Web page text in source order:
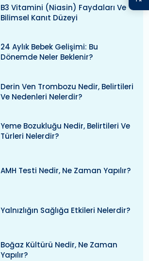
B3 Vitamini (niasin) Faydaları Ve
Bilimsel Kanıt Düzeyi
24 Aylık Bebek Gelişimi: Bu
Dönemde Neler Beklenir?
Derin Ven Trombozu Nedir, Belirtileri
Ve Nedenleri Nelerdir?
Yeme Bozukluğu Nedir, Belirtileri Ve
Türleri Nelerdir?
AMH Testi Nedir, Ne Zaman Yapılır?
Yalnızlığın Sağlığa Etkileri Nelerdir?
Boğaz Kültürü Nedir, Ne Zaman
Yapılır?